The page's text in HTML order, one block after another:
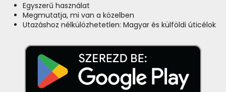
Egyszerű használat
Megmutatja, mi van a közelben
Utazáshoz nélkülözhetetlen: Magyar és külföldi úticélok